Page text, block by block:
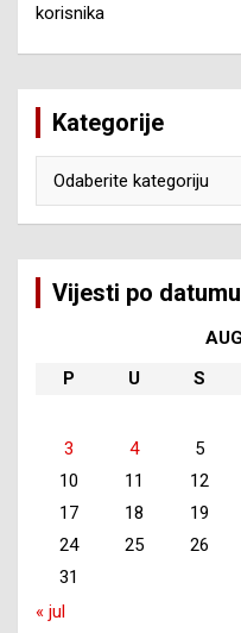
korisnika
Kategorije
Vijesti po datumu
P
U S
3
4 5
10
11 12
17
18 19
24
25 26
31
« jul